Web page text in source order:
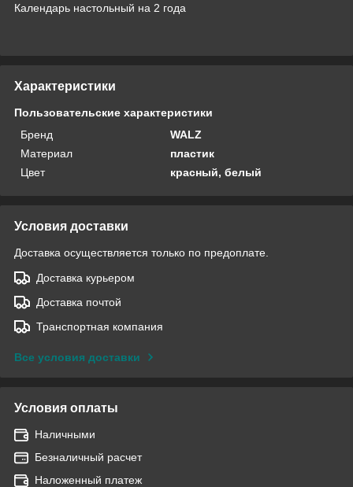
Календарь настольный на 2 года
Характеристики
Пользовательские характеристики
Бренд
WALZ
Материал
пластик
Цвет
красный, белый
Условия доставки
Доставка осуществляется только по предоплате.
Доставка курьером
Доставка почтой
Транспортная компания
Все условия доставки
Условия оплаты
Наличными
Безналичный расчет
Наложенный платеж